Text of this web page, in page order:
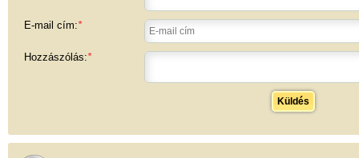
E-mail cím:*
Hozzászólás:*
Küldés